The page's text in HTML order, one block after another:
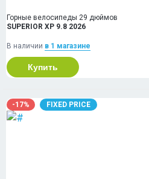
Горные велосипеды 29 дюймов
SUPERIOR XP 9.8 2026
В наличии в 1 магазинe
Купить
-17% FIXED PRICE